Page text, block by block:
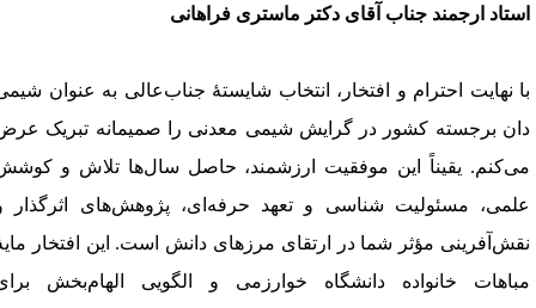
ارجمند جناب آقای دکتر ماستری فراهانی
نهایت احترام و افتخار، انتخاب شایستهٔ جناب‌عالی به عنوان شیمی
برجسته کشور در گرایش شیمی معدنی را صمیمانه تبریک عرض
یقیناً این موفقیت ارزشمند، حاصل سال‌ها تلاش و کوشش
مسئولیت شناسی و تعهد حرفه‌ای، پژوهش‌های اثرگذار و
مؤثر شما در ارتقای مرزهای دانش است. این افتخار مایهٔ
خانواده دانشگاه خوارزمی و الگویی الهام‌بخش برای